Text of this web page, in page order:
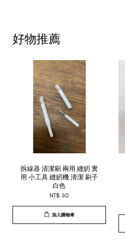
好物推薦
拆線器 清潔刷 兩用 縫紉 實
用 小工具 縫紉機 清潔 刷子
白色
NT$ 30
加入購物車